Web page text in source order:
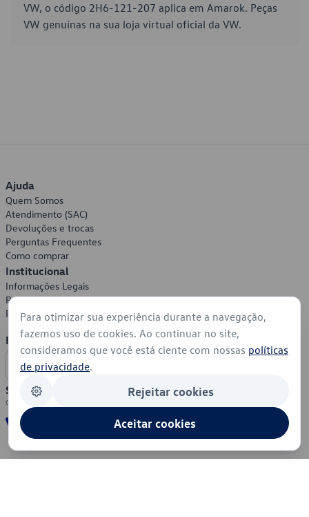
VW, o código 2H6-121-207 aplica em Amarok. Peças
VW genuínas na sua loja virtual oficial da VW.
Ajuda
Quem Somos
Atendimento (SAC)
Devoluções e trocas
Perguntas Frequentes
Como comprar
Institucional
Informações Legais
Política de Privacidade
Política de Cookies
Formas de Pagamento
Segurança
Para otimizar sua experiência durante a navegação,
fazemos uso de cookies. Ao continuar no site,
consideramos que você está ciente com nossas políticas
de privacidade.
Rejeitar cookies
Aceitar cookies